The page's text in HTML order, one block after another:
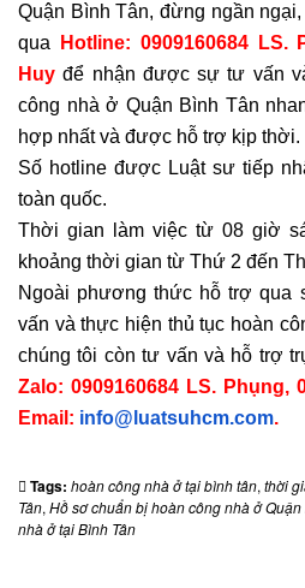
Quận Bình Tân, đừng ngần
qua
Hotline: 0909160684 LS.
Huy để nhận được sự tư vấn
công nhà ở Quận Bình Tân
hợp nhất và được hỗ trợ kịp thời.
Số hotline được Luật sư tiếp
toàn quốc.
Thời gian làm việc từ 08 giờ
khoảng thời gian từ Thứ 2 đến
Ngoài phương thức hỗ trợ qua
vấn và thực hiện thủ tục hoàn
chúng tôi còn tư vấn và hỗ trợ
Zalo: 0909160684 LS. Phụng,
Email: info@luatsuhcm.com.
Tags: hoàn công nhà ở tại bình tân, thời
Tân, Hồ sơ chuẩn bị hoàn công nhà ở Quận
nhà ở tại Bình Tân